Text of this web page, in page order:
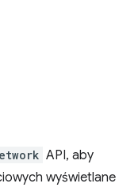
API, aby
wyświetlane